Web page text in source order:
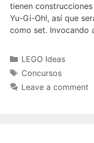
tienen
Yu-Gi-Oh!, así que
como set. Invocando
Categories
LEGO Ideas
Tags
Concursos
Leave a comment